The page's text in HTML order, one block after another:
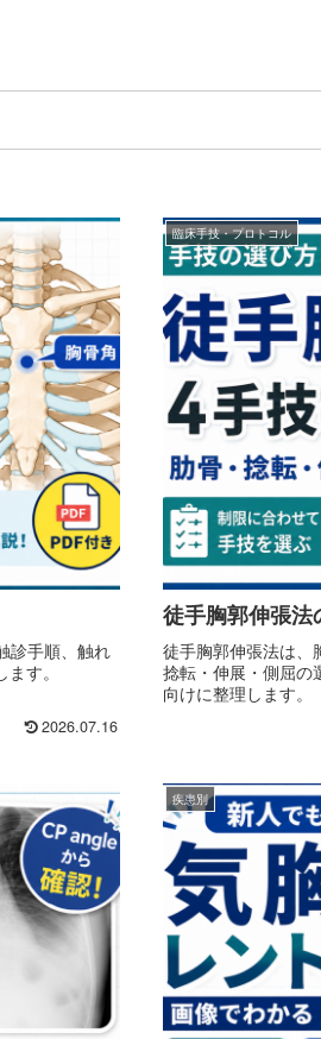
診手順、触れ
す。
2026.07.16
臨床手技・プロトコル
徒手胸郭伸張
徒手胸郭伸張法は、
捻転・伸展・側屈の
向けに整理します。
疾患別